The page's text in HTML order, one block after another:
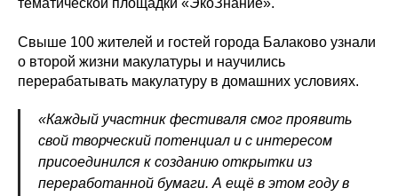
тематической площадки «ЭкоЗнание».
Свыше 100 жителей и гостей города Балаково узнали
о второй жизни макулатуры и научились
перерабатывать макулатуру в домашних условиях.
«Каждый участник фестиваля смог проявить
свой творческий потенциал и с интересом
присоединился к созданию открытки из
переработанной бумаги. А ещё в этом году в